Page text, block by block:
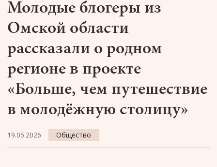
Молодые блогеры из
Омской области
рассказали о родном
регионе в проекте
«Больше, чем путешествие
в молодёжную столицу»
19.05.2026 Общество